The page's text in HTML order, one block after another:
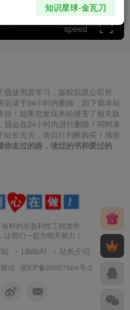
speed
使用及学习，版权归原公司所
请于24小时内删除，因下载本站
！如果您发现本站侵害了相关版
会在24小时内进行删除！同时本
长无关，请自行判断购买！感谢
你走过的路，读过的书和爱过的
料的非盈利性工程类学
我们一起为明天努力！
LiblibAI 站长介绍
动 · 浙ICP备20007504号-2
知识星球-金瓦刀